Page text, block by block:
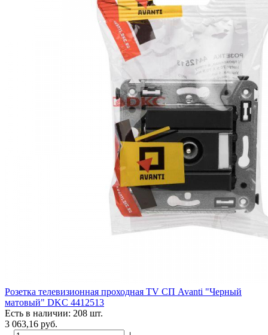
Розетка телевизионная проходная TV СП Avanti "Черный
матовый" DKC 4412513
Есть в наличии: 208 шт.
3 063,16 руб.